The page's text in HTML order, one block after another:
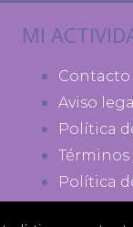
MI
Contacto
Aviso legal
Política
Política